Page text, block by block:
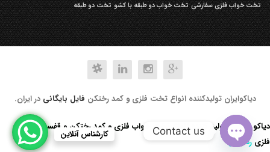
تخت خواب فلزی سفارشی تخت خواب دو طبقه با کشو تخت دو طبقه
دیاکوایران تولیدکننده انواع تخت فلزی و کمد رختکن فایل بایگانی در ایران.
کارشناس آنلاین
دیاکو صنعت تولید کننده انواع تخت خواب فلزی و کمد رختکن و قفسه کتابخانه
فلزی رد کردن
Contact us